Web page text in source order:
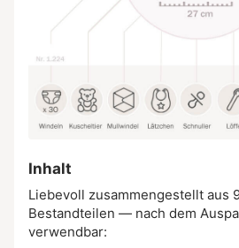
Inhalt
Liebevoll zusammengestellt aus
Bestandteilen — nach dem
verwendbar: